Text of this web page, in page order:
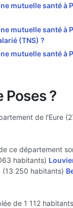
mutuelle santé à
mutuelle santé à
(TNS) ?
mutuelle santé à
Poses ?
de l'Eure
ce département
habitants)
(13 250 habitants)
de 1 112